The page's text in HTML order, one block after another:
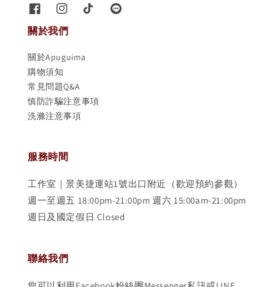
關於我們
關於Apuguima
購物須知
常見問題Q&A
慎防詐騙注意事項
洗滌注意事項
服務時間
工作室｜景美捷運站1號出口附近（歡迎預約參觀）
週一至週五 18:00pm-21:00pm 週六 15:00am-21:00pm
週日及國定假日 Closed
聯絡我們